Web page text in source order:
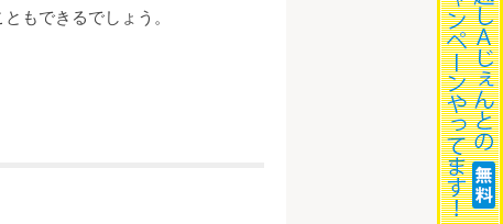
もできるでしょう。